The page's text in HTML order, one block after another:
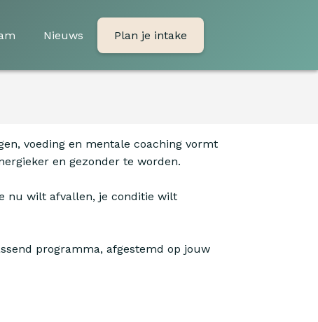
Nieuws Plan je intake
voeding en mentale coaching vormt
en gezonder te worden.
nu wilt afvallen, je conditie wilt
programma, afgestemd op jouw